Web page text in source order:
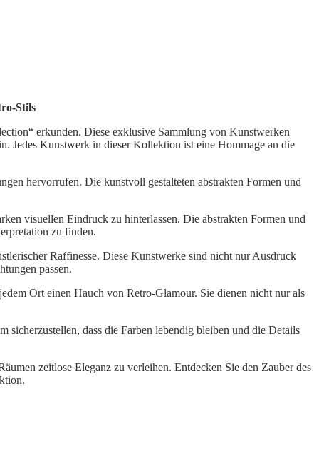
Stils
erkunden. Diese exklusive Sammlung von Kunstwerken
Jedes Kunstwerk in dieser Kollektion ist eine Hommage an die
hervorrufen. Die kunstvoll gestalteten abstrakten Formen und
visuellen Eindruck zu hinterlassen. Die abstrakten Formen und
zu finden.
Raffinesse. Diese Kunstwerke sind nicht nur Ausdruck
passen.
Ort einen Hauch von Retro-Glamour. Sie dienen nicht nur als
dass die Farben lebendig bleiben und die Details
zeitlose Eleganz zu verleihen. Entdecken Sie den Zauber des